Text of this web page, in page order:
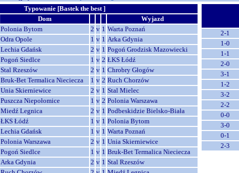
Typowanie [Bastek the best ]
Dom
Wyjazd
Polonia Bytom 2 v 1 Warta Poznań
Odra Opole 1 v 1 Arka Gdynia
Lechia Gdańsk 2 v 1 Pogoń Grodzisk Mazowiecki
Pogoń Siedlce 1 v 2 ŁKS Łódź
Stal Rzeszów 2 v 1 Chrobry Głogów
Bruk-Bet Termalica Nieciecza 1 v 2 Ruch Chorzów
Unia Skierniewice 2 v 1 Stal Mielec
Puszcza Niepołomice 1 v 2 Polonia Warszawa
Miedź Legnica 2 v 1 Podbeskidzie Bielsko-Biała
ŁKS Łódź 1 v 1 Polonia Bytom
Lechia Gdańsk 1 v 1 Warta Poznań
Polonia Warszawa 2 v 1 Unia Skierniewice
Pogoń Siedlce 1 v 1 Bruk-Bet Termalica Nieciecza
Arka Gdynia 2 v 1 Stal Rzeszów
2-1
1-0
1-1
2-0
3-1
1-2
3-2
2-2
0-0
3-0
0-1
2-3